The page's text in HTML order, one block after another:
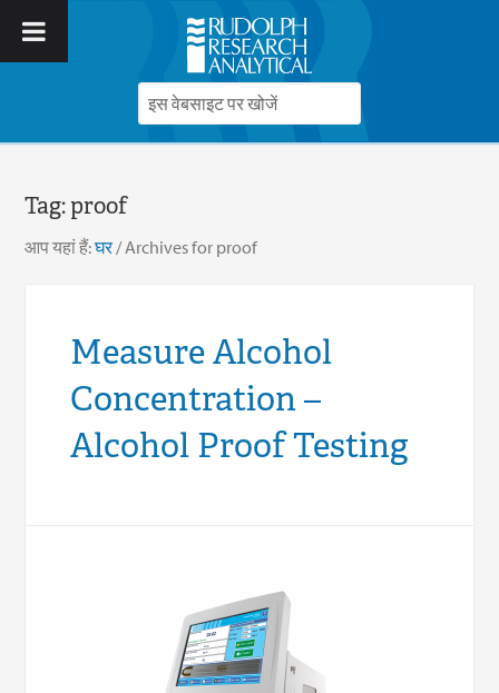
Tag:proof
आप यहां हैं:घर/Archives for proof
Measure Alcohol
Concentration –
Alcohol Proof Testing